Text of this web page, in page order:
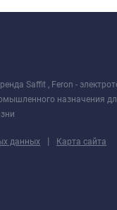
Saffit , Feron -
назначения
данных | Карта сайта